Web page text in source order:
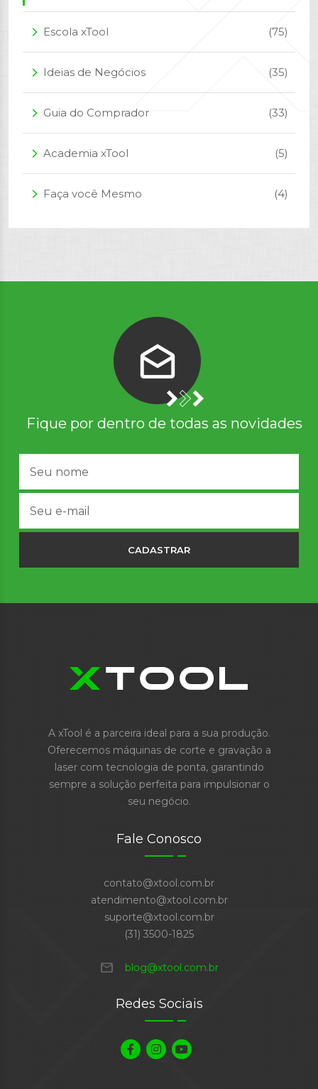
arrow_forward_ios Escola xTool (75)
arrow_forward_ios Ideias de Negócios (35)
arrow_forward_ios Guia do Comprador (33)
arrow_forward_ios Academia xTool (5)
arrow_forward_ios Faça você Mesmo (4)
Fique por dentro de todas as novidades
CADASTRAR
A xTool é a parceira ideal para a sua produção.
Oferecemos máquinas de corte e gravação a
laser com tecnologia de ponta, garantindo
sempre a solução perfeita para impulsionar o
seu negócio.
Fale Conosco
contato@xtool.com.br
atendimento@xtool.com.br
suporte@xtool.com.br
(31) 3500-1825
mail blog@xtool.com.br
Redes Sociais